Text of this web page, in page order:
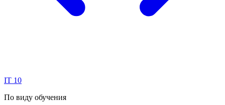
IT 10
По виду обучения